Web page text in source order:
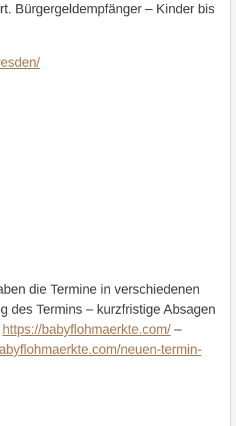
Bürgergeldempfänger – Kinder bis
die Termine in verschiedenen
des Termins – kurzfristige Absagen
https://babyflohmaerkte.com/ –
neuen-termin-